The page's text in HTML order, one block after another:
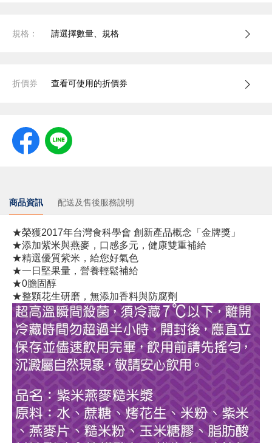
規格： 請選擇數量、規格
折價券 查看可使用的折價券
商品資訊 配送及售後服務說明
★榮獲2017年台灣食科學會 創新產品概念「金牌獎」
★添加紫米與燕麥，口感多元，健康雙重補給
★精選優質紫米，給您好氣色
★一日堅果量，營養輕鬆補給
★0膽固醇
★整顆花生研磨，無添加香料與防腐劑